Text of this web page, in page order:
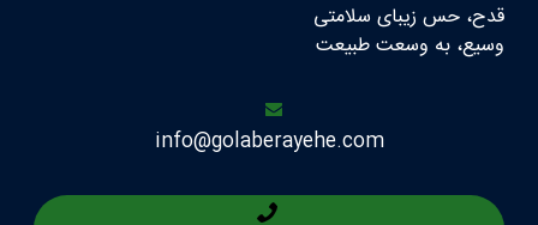
قدح، حس زیبای سلامتی
وسیع، به وسعت طبیعت
info@golaberayehe.com